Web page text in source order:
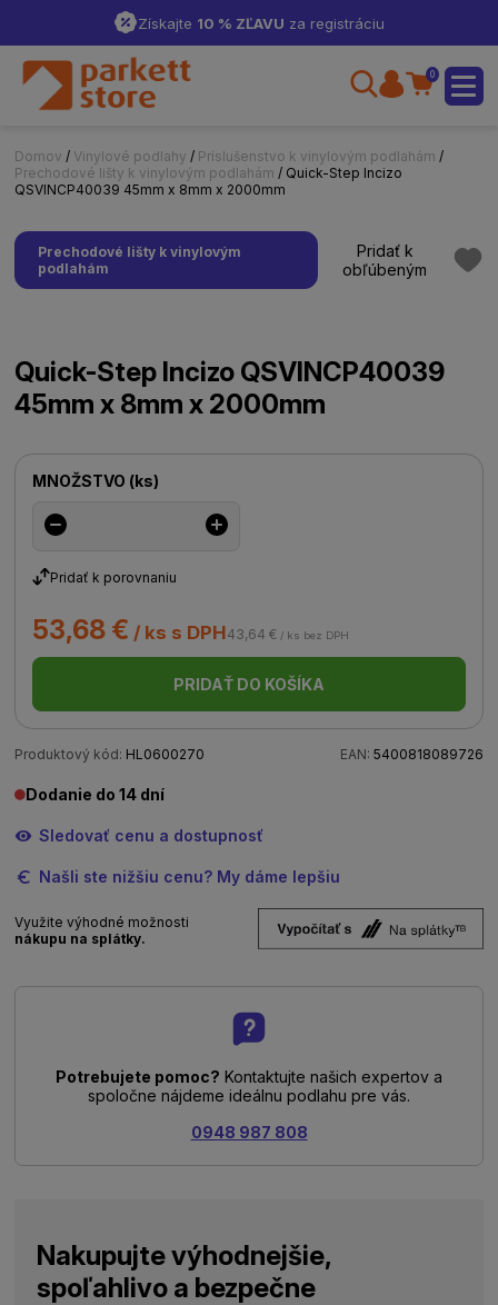
Získajte 10 % ZĽAVU za registráciu
0
Domov / Vinylové podlahy / Príslušenstvo k vinylovým podlahám /
Prechodové lišty k vinylovým podlahám / Quick-Step Incizo
QSVINCP40039 45mm x 8mm x 2000mm
Prechodové lišty k vinylovým
podlahám
Pridať k
obľúbeným
Quick-Step Incizo QSVINCP40039
45mm x 8mm x 2000mm
MNOŽSTVO (ks)
Pridať k porovnaniu
53,68 € / ks s DPH43,64 € / ks bez DPH
PRIDAŤ DO KOŠÍKA
Produktový kód: HL0600270 EAN: 5400818089726
Dodanie do 14 dní
Sledovať cenu a dostupnosť
Našli ste nižšiu cenu? My dáme lepšiu
Využite výhodné možnosti
nákupu na splátky.
Potrebujete pomoc? Kontaktujte našich expertov a
spoločne nájdeme ideálnu podlahu pre vás.
0948 987 808
Nakupujte výhodnejšie,
spoľahlivo a bezpečne